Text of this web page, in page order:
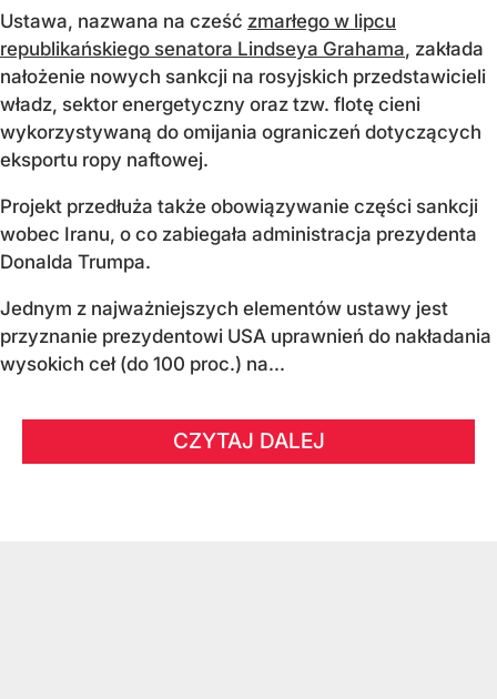
Ustawa, nazwana na cześć zmarłego w lipcu
republikańskiego senatora Lindseya Grahama, zakłada
nałożenie nowych sankcji na rosyjskich przedstawicieli
władz, sektor energetyczny oraz tzw. flotę cieni
wykorzystywaną do omijania ograniczeń dotyczących
eksportu ropy naftowej.
Projekt przedłuża także obowiązywanie części sankcji
wobec Iranu, o co zabiegała administracja prezydenta
Donalda Trumpa.
Jednym z najważniejszych elementów ustawy jest
przyznanie prezydentowi USA uprawnień do nakładania
wysokich ceł (do 100 proc.) na...
CZYTAJ DALEJ